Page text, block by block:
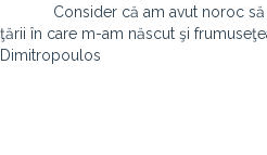
Consider că am avut noroc
ţării în care m-am născut şi
Dimitropoulos